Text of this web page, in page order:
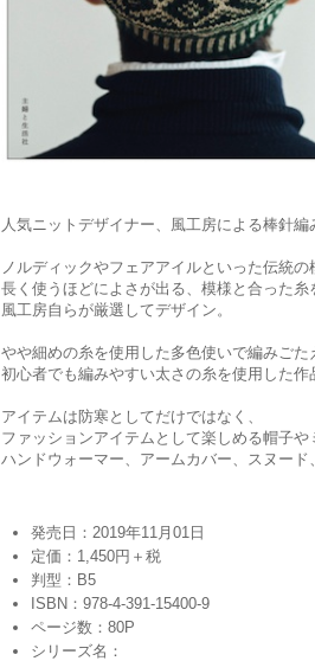
人気ニットデザイナー、風工房による棒針編
ノルディックやフェアアイルといった伝統の
長く使うほどによさが出る、模様と合った糸
風工房自らが厳選してデザイン。
やや細めの糸を使用した多色使いで編みごた
初心者でも編みやすい太さの糸を使用した作
アイテムは防寒としてだけではなく、
ファッションアイテムとして楽しめる帽子や
ハンドウォーマー、アームカバー、スヌード
発売日：2019年11月01日
定価：1,450円＋税
判型：B5
ISBN：978-4-391-15400-9
ページ数：80P
シリーズ名：